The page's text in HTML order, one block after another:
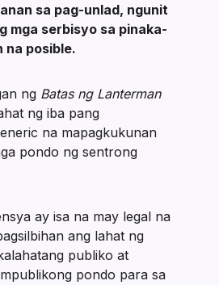
sa pag-unlad, ngunit
mga serbisyo sa pinaka-
na posible.
ng Batas ng Lanterman
ng iba pang
na mapagkukunan
pondo ng sentrong
ay isa na may legal na
ang lahat ng
publiko at
pondo para sa